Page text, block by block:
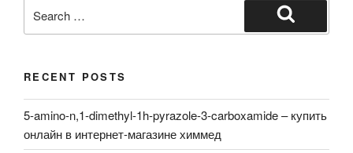
for:
Search
RECENT POSTS
5-amino-n,1-dimethyl-1h-pyrazole-3-carboxamide – купить
онлайн в интернет-магазине химмед